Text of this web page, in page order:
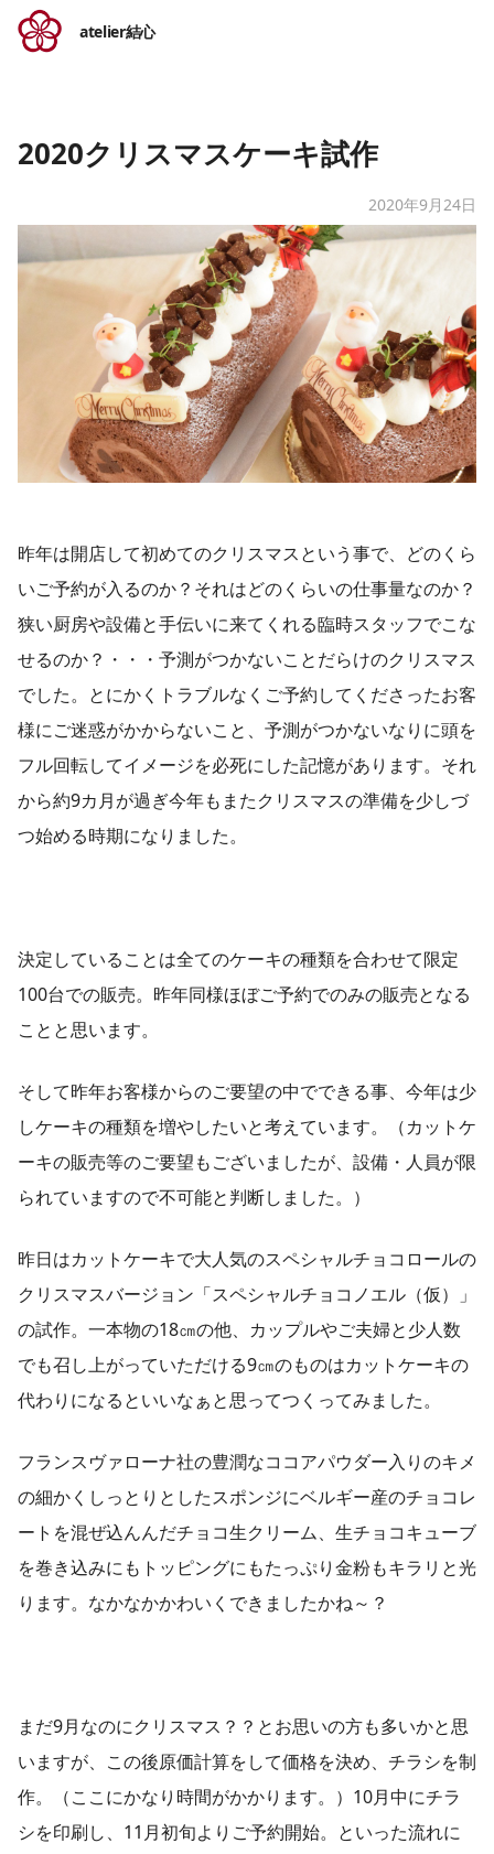
atelier結心
2020クリスマスケーキ試作
2020年9月24日
昨年は開店して初めてのクリスマスという事で、どのくら
いご予約が入るのか？それはどのくらいの仕事量なのか？
狭い厨房や設備と手伝いに来てくれる臨時スタッフでこな
せるのか？・・・予測がつかないことだらけのクリスマス
でした。とにかくトラブルなくご予約してくださったお客
様にご迷惑がかからないこと、予測がつかないなりに頭を
フル回転してイメージを必死にした記憶があります。それ
から約9カ月が過ぎ今年もまたクリスマスの準備を少しづ
つ始める時期になりました。
決定していることは全てのケーキの種類を合わせて限定
100台での販売。昨年同様ほぼご予約でのみの販売となる
ことと思います。
そして昨年お客様からのご要望の中でできる事、今年は少
しケーキの種類を増やしたいと考えています。（カットケ
ーキの販売等のご要望もございましたが、設備・人員が限
られていますので不可能と判断しました。）
昨日はカットケーキで大人気のスペシャルチョコロールの
クリスマスバージョン「スペシャルチョコノエル（仮）」
の試作。一本物の18㎝の他、カップルやご夫婦と少人数
でも召し上がっていただける9㎝のものはカットケーキの
代わりになるといいなぁと思ってつくってみました。
フランスヴァローナ社の豊潤なココアパウダー入りのキメ
の細かくしっとりとしたスポンジにベルギー産のチョコレ
ートを混ぜ込んんだチョコ生クリーム、生チョコキューブ
を巻き込みにもトッピングにもたっぷり金粉もキラリと光
ります。なかなかかわいくできましたかね～？
まだ9月なのにクリスマス？？とお思いの方も多いかと思
いますが、この後原価計算をして価格を決め、チラシを制
作。（ここにかなり時間がかかります。）10月中にチラ
シを印刷し、11月初旬よりご予約開始。といった流れに